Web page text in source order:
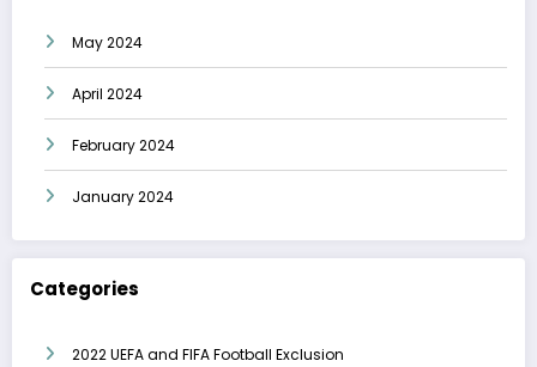
May 2024
April 2024
February 2024
January 2024
Categories
2022 UEFA and FIFA Football Exclusion